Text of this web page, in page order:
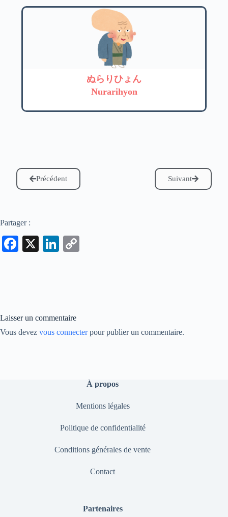
ぬらりひょん
Nurarihyon
Précédent Suivant
Partager :
Fa
X
Li
Laisser un commentaire
Vous devez vous connecterpour publier un commentaire.
À propos
Mentions légales
Politique de confidentialité
Conditions générales de vente
Contact
Partenaires